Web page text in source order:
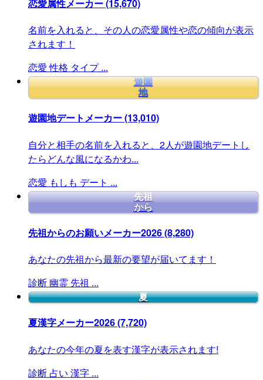
恋愛属性メーカー(15,670)
名前を入れると、その人の恋愛属性や恋の傾向が表示
されます！
恋愛 性格 タイプ ...
遊園
地
遊園地デートメーカー(13,010)
自分と相手の名前を入れると、2人が遊園地デートし
たらどんな風になるかわ...
恋愛 もしも デート ...
先祖
から
先祖からのお願いメーカー2026(8,280)
あなたの先祖から最新の要望が届いてます！
診断 幽霊 先祖 ...
夏
夏漢字メーカー2026(7,720)
あなたの今年の夏を表す漢字が表示されます!
診断 占い 漢字 ...